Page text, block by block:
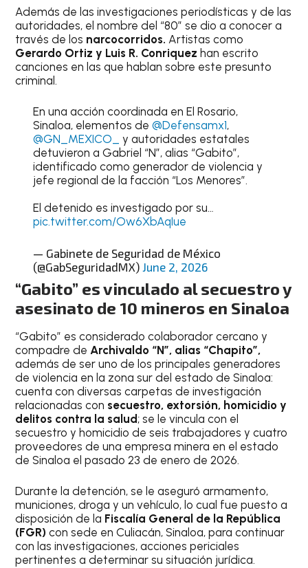
Además de las investigaciones periodísticas y de las
autoridades, el nombre del “80” se dio a conocer a
través de los narcocorridos. Artistas como
Gerardo Ortiz y Luis R. Conriquezhan escrito
canciones en las que hablan sobre este presunto
criminal.
En una acción coordinada en El Rosario,
Sinaloa, elementos de @Defensamx1,
@GN_MEXICO_
y autoridades estatales
detuvieron a Gabriel “N”, alias “Gabito”,
identificado como generador de violencia y
jefe regional de la facción “Los Menores”.
El detenido es investigado por su…
pic.twitter.com/Ow6XbAqIue
— Gabinete de Seguridad de México
(@GabSeguridadMX) June 2, 2026
“Gabito” es vinculado al secuestro y
asesinato de 10 mineros en Sinaloa
“Gabito” es considerado colaborador cercano y
compadre de Archivaldo “N”, alias “Chapito”,
además de ser uno de los principales generadores
de violencia en la zona sur del estado de Sinaloa:
cuenta con diversas carpetas de investigación
relacionadas con secuestro, extorsión, homicidio y
delitos contra la salud; se le vincula con el
secuestro y homicidio de seis trabajadores y cuatro
proveedores de una empresa minera en el estado
de Sinaloa el pasado 23 de enero de 2026.
Durante la detención, se le aseguró armamento,
municiones, droga y un vehículo, lo cual fue puesto a
disposición de la Fiscalía General de la República
(FGR) con sede en Culiacán, Sinaloa, para continuar
con las investigaciones, acciones periciales
pertinentes a determinar su situación jurídica.